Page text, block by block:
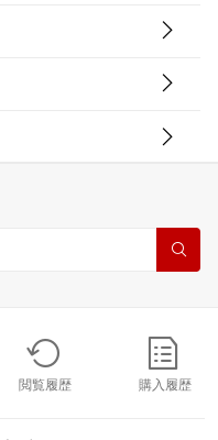
閲覧履歴 購入履歴